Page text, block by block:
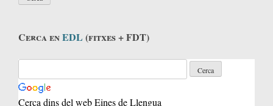
Cerca enEDL (fitxes + FDT)
Cerca dins del web Eines de Llengua